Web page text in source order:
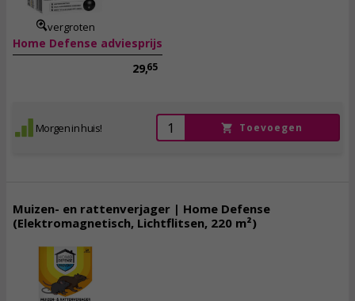
vergroten
Home Defense adviesprijs
29,65
Morgen in huis! Toevoegen
Muizen- en rattenverjager | Home Defense
(Elektromagnetisch, Lichtflitsen, 220 m²)